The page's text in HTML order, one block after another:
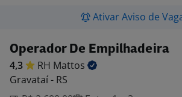
Ativar Aviso de
Operador De Empilhadeira
4,3 RH Mattos
Gravataí - RS